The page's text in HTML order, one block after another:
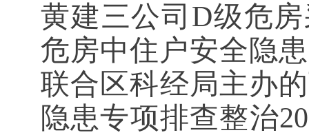
黄建三公司D级危
危房中住户安全隐
联合区科经局主办
隐患专项排查整治